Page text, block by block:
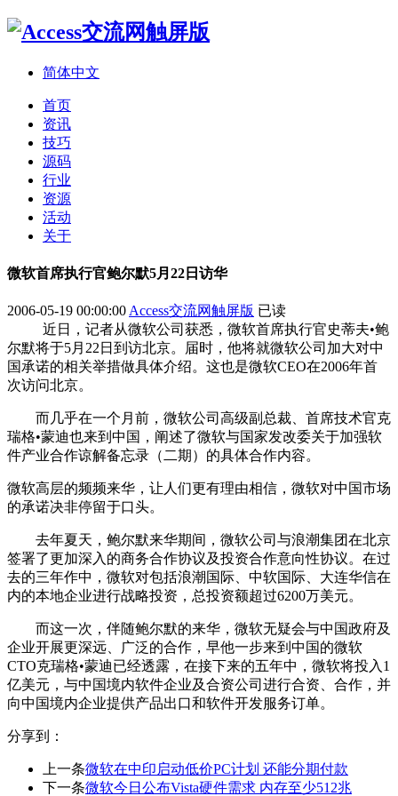
简体中文
首页
资讯
技巧
源码
行业
资源
活动
关于
微软首席执行官鲍尔默5月22日访华
2006-05-19 00:00:00 Access交流网触屏版 已读
近日，记者从微软公司获悉，微软首席执行官史蒂夫•鲍
尔默将于5月22日到访北京。届时，他将就微软公司加大对中
国承诺的相关举措做具体介绍。这也是微软CEO在2006年首
次访问北京。
而几乎在一个月前，微软公司高级副总裁、首席技术官克
瑞格•蒙迪也来到中国，阐述了微软与国家发改委关于加强软
件产业合作谅解备忘录（二期）的具体合作内容。
微软高层的频频来华，让人们更有理由相信，微软对中国市场
的承诺决非停留于口头。
去年夏天，鲍尔默来华期间，微软公司与浪潮集团在北京
签署了更加深入的商务合作协议及投资合作意向性协议。在过
去的三年作中，微软对包括浪潮国际、中软国际、大连华信在
内的本地企业进行战略投资，总投资额超过6200万美元。
而这一次，伴随鲍尔默的来华，微软无疑会与中国政府及
企业开展更深远、广泛的合作，早他一步来到中国的微软
CTO克瑞格•蒙迪已经透露，在接下来的五年中，微软将投入1
亿美元，与中国境内软件企业及合资公司进行合资、合作，并
向中国境内企业提供产品出口和软件开发服务订单。
分享到：
上一条微软在中印启动低价PC计划 还能分期付款
下一条微软今日公布Vista硬件需求 内存至少512兆